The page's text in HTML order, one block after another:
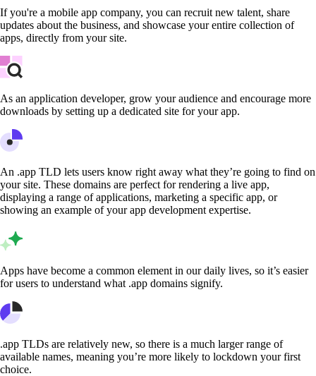
If you're a mobile app company, you can recruit new talent, share
updates about the business, and showcase your entire collection of
apps, directly from your site.
As an application developer, grow your audience and encourage more
downloads by setting up a dedicated site for your app.
An .app TLD lets users know right away what they’re going to find on
your site. These domains are perfect for rendering a live app,
displaying a range of applications, marketing a specific app, or
showing an example of your app development expertise.
Apps have become a common element in our daily lives, so it’s easier
for users to understand what .app domains signify.
.app TLDs are relatively new, so there is a much larger range of
available names, meaning you’re more likely to lockdown your first
choice.